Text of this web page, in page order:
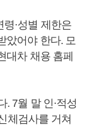
·성별 제한은
았어야 한다. 모
대차 채용 홈페
. 7월 말 인·적성
체검사를 거쳐